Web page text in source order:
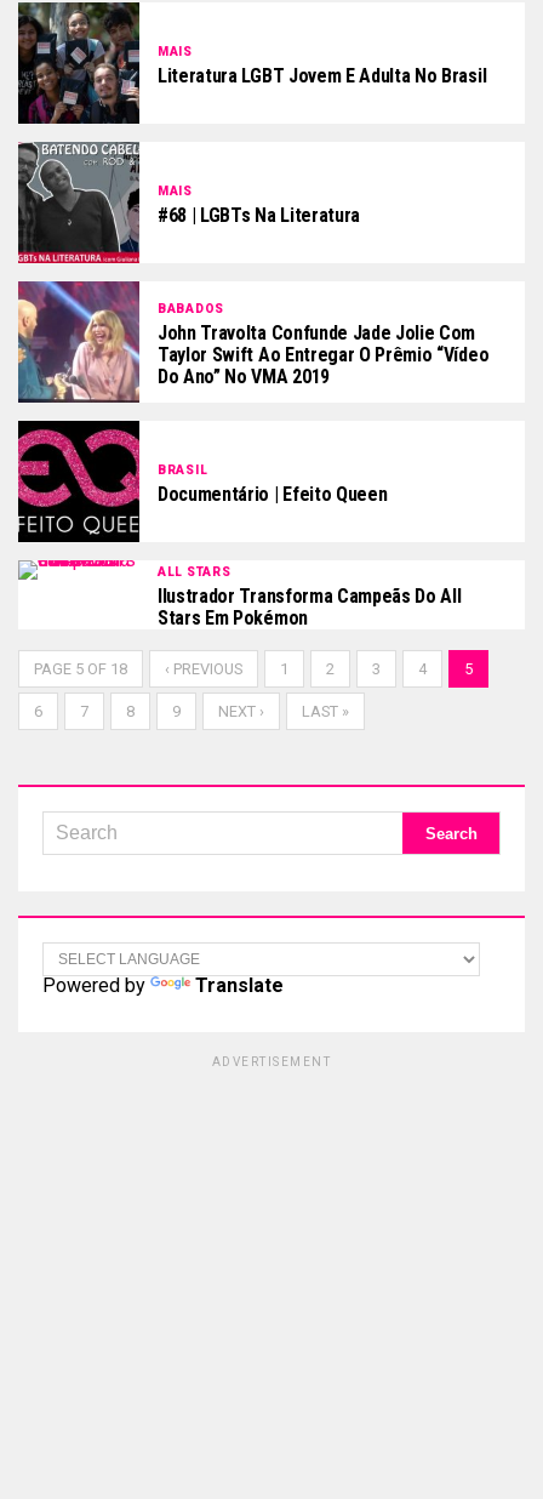
MAIS
Literatura LGBT Jovem E Adulta No Brasil
MAIS
#68 | LGBTs Na Literatura
BABADOS
John Travolta Confunde Jade Jolie Com
Taylor Swift Ao Entregar O Prêmio “Vídeo
Do Ano” No VMA 2019
BRASIL
Documentário | Efeito Queen
ALL STARS
Ilustrador Transforma Campeãs Do All
Stars Em Pokémon
PAGE 5 OF 18 ‹ PREVIOUS 1 2 3 4 5
6 7 8 9 NEXT › LAST »
Powered by Translate
ADVERTISEMENT